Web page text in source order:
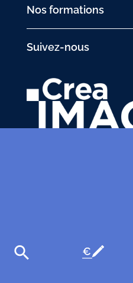
Nos formations
Suivez-nous